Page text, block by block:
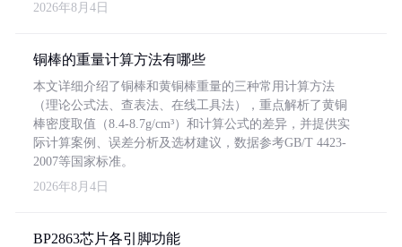
2026年8月4日
铜棒的重量计算方法有哪些
本文详细介绍了铜棒和黄铜棒重量的三种常用计算方法
（理论公式法、查表法、在线工具法），重点解析了黄铜
棒密度取值（8.4-8.7g/cm³）和计算公式的差异，并提供实
际计算案例、误差分析及选材建议，数据参考GB/T 4423-
2007等国家标准。
2026年8月4日
BP2863芯片各引脚功能